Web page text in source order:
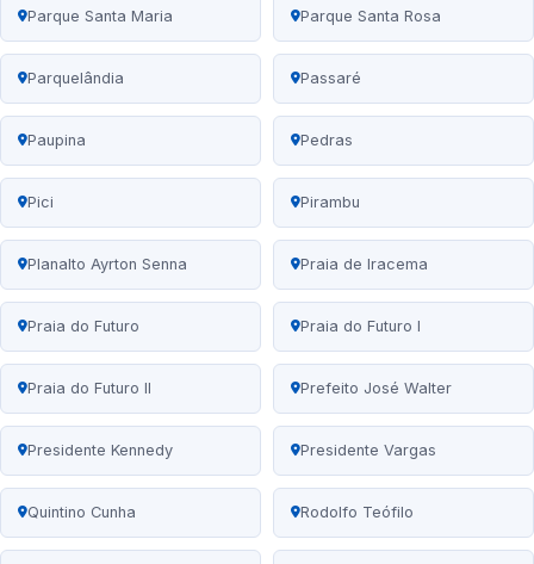
Parque Santa Maria Parque Santa Rosa
Parquelândia Passaré
Paupina Pedras
Pici Pirambu
Planalto Ayrton Senna Praia de Iracema
Praia do Futuro Praia do Futuro I
Praia do Futuro II Prefeito José Walter
Presidente Kennedy Presidente Vargas
Quintino Cunha Rodolfo Teófilo